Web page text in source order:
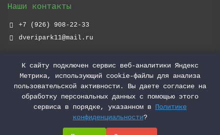
Наши контакты
+7 (926) 908-22-33
dveripark11@mail.ru
Москва ул. Тимирязевская д.2 стр.3
ТЦ Парк 11
2 Этаж
Ежедневно
С 10.00 до 20.00
К сайту подключен сервис веб-аналитики Яндекс
Метрика, использующий cookie-файлы для анализа
пользовательской активности. Вы даете согласие на
обработку персональных данных с помощью этого
сервиса в порядке, указанном в Политике
конфиденциальности?